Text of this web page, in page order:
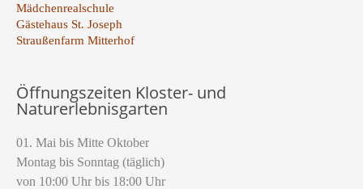
Mädchenrealschule
Gästehaus St. Joseph
Straußenfarm Mitterhof
Öffnungszeiten Kloster- und
Naturerlebnisgarten
01. Mai bis Mitte Oktober
Montag bis Sonntag (täglich)
von 10:00 Uhr bis 18:00 Uhr